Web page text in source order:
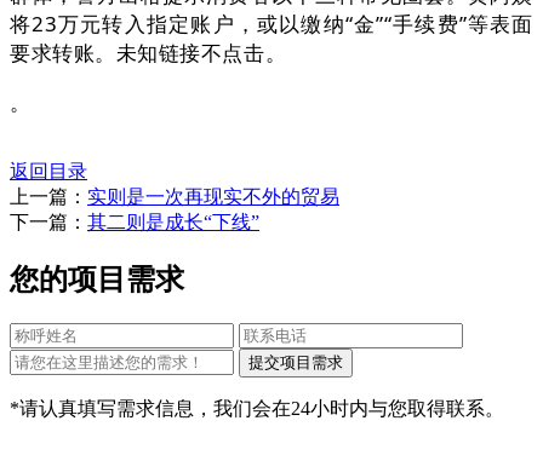
将23万元转入指定账户，或以缴纳“金”“手续费”等表面
要求转账。未知链接不点击。
。
返回目录
上一篇： 实则是一次再现实不外的贸易
下一篇： 其二则是成长“下线”
您的项目需求
*请认真填写需求信息，我们会在24小时内与您取得联系。